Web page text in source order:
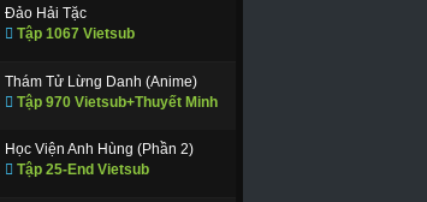
Đảo Hải Tặc
Tập 1067 Vietsub
Thám Tử Lừng Danh (Anime)
Tập 970 Vietsub+Thuyết Minh
Học Viện Anh Hùng (Phần 2)
Tập 25-End Vietsub